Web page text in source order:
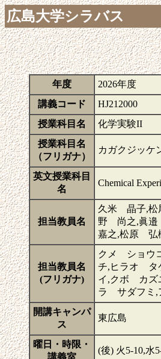
広島大学シラバス
年度 2026年度
講義コード
HJ212000
授業科目名
化学実験II
授業科目名
（フリガナ）
カガクジッケ
英文授業科目
名
Chemical
担当教員名
久米 晶子,
野 尚之,眞
嘉之,松原 弘
担当教員名
(フリガナ)
クメ ショウ
チ,ヒラオ タ
イ,クボ カズ
ラ サダフミ,
開講キャンパ
ス
東広島
曜日・時限・
講義室
(後) 火5-10,水